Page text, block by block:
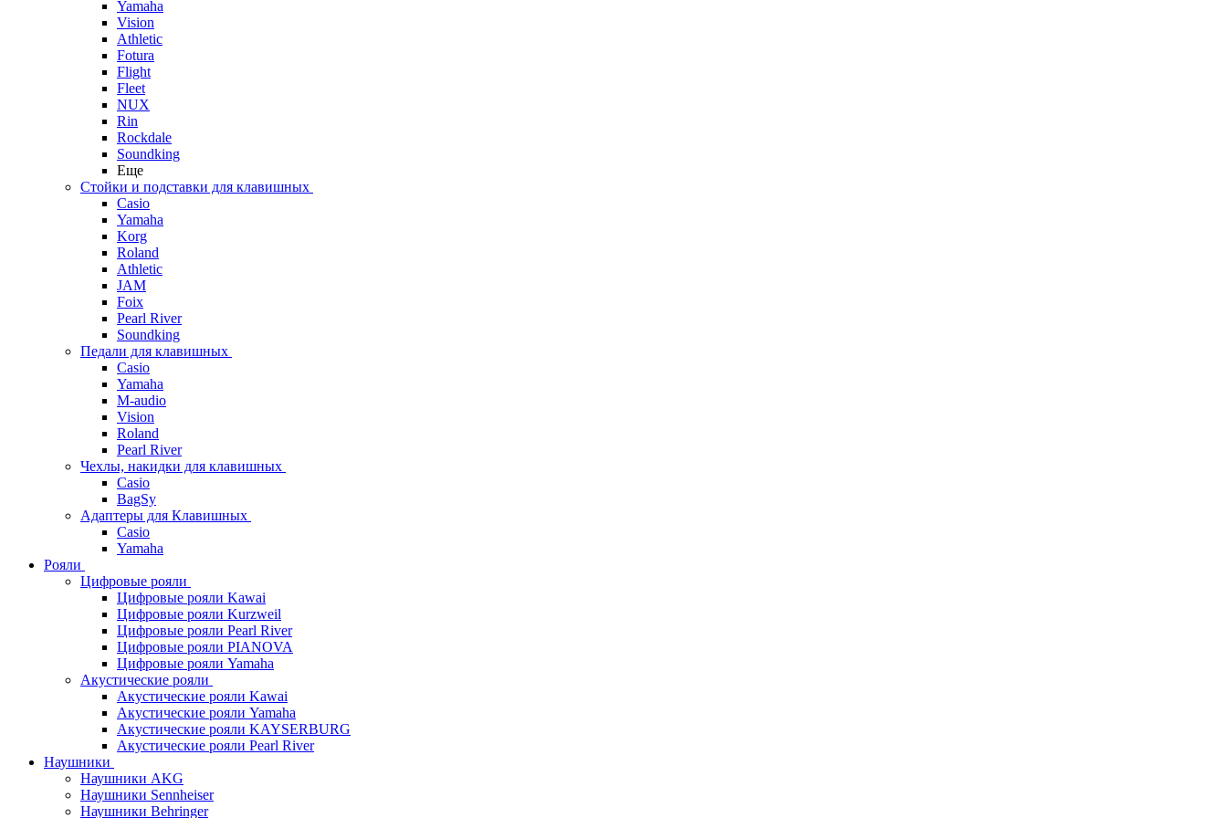
Yamaha
Vision
Athletic
Fotura
Flight
Fleet
NUX
Rin
Rockdale
Soundking
Еще
Стойки и подставки для клавишных
Casio
Yamaha
Korg
Roland
Athletic
JAM
Foix
Pearl River
Soundking
Педали для клавишных
Casio
Yamaha
M-audio
Vision
Roland
Pearl River
Чехлы, накидки для клавишных
Casio
BagSy
Адаптеры для Клавишных
Casio
Yamaha
Рояли
Цифровые рояли
Цифровые рояли Kawai
Цифровые рояли Kurzweil
Цифровые рояли Pearl River
Цифровые рояли PIANOVA
Цифровые рояли Yamaha
Акустические рояли
Акустические рояли Kawai
Акустические рояли Yamaha
Акустические рояли KAYSERBURG
Акустические рояли Pearl River
Наушники
Наушники AKG
Наушники Sennheiser
Наушники Behringer